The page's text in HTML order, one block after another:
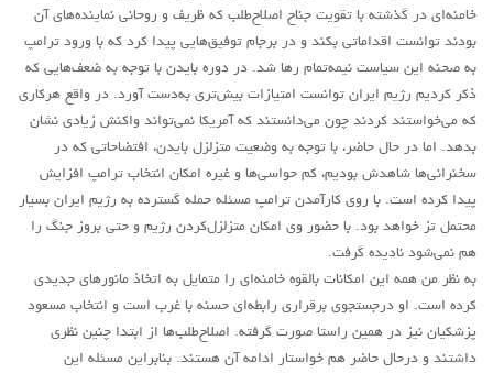
خامنه‌ای در گذشته با تقویت جناح اصلاح‌طلب که ظریف و روحانی نماینده‌های آن
بودند توانست اقداماتی بکند و در برجام توفیق‌هایی پیدا کرد که با ورود ترامپ
به صحنه این سیاست نیمه‌تمام رها شد. در دوره‌ بایدن با توجه به ضعف‌هایی که
ذکر کردیم رژیم ایران توانست امتیازات بیش‌تری به‌دست آورد. در واقع هرکاری
که می‌خواستند کردند چون می‌دانستند که آمریکا نمی‌تواند واکنش زیادی نشان
بدهد. اما در حال حاضر، با توجه به وضعیت متزلزل بایدن، افتضاحاتی که در
سخنرانی‌ها شاهدش بودیم، کم حواسی‌ها و غیره امکان انتخاب ترامپ افزایش
پیدا کرده است. با روی کارآمدن ترامپ مسئله حمله گسترده به رژیم ایران بسیار
محتمل تز خواهد بود. با حضور وی امکان متزلزل‌کردن رژیم و حتی بروز جنگ را
هم نمی‌شود نادیده گرفت.
به نظر من همه این امکانات بالقوه خامنه‌ای را متمایل به اتخاذ مانورهای جدیدی
کرده است. او درجستجوی برقراری رابطه‌ای حسنه با غرب است و انتخاب مسعود
پزشکیان نیز در همین راستا صورت گرفته. اصلاح‌طلب‌ها از ابتدا چنین نظری
داشتند و درحال حاضر هم خواستار ادامه آن هستند. بنابراین مسئله این